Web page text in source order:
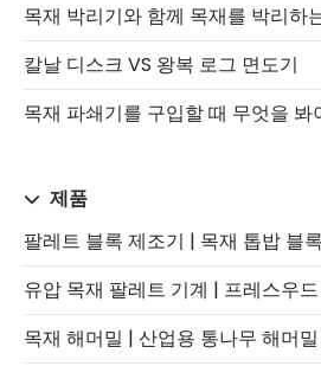
목재 박리기와 함께 목재를 박리하
칼날 디스크 VS 왕복 로그 면도기
목재 파쇄기를 구입할 때 무엇을 봐
제품
팔레트 블록 제조기 | 목재 톱밥 블
유압 목재 팔레트 기계 | 프레스우
목재 해머밀 | 산업용 통나무 해머